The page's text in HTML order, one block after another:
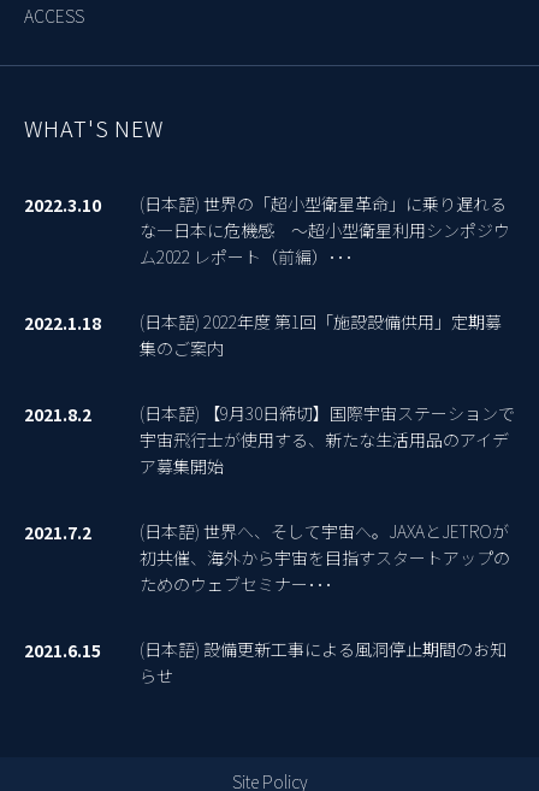
ACCESS
WHAT'S NEW
2022.3.10
(日本語) 世界の「超小型衛星革命」に乗り遅れる
な―日本に危機感 ～超小型衛星利用シンポジウ
ム2022 レポート（前編）･･･
2022.1.18
(日本語) 2022年度 第1回「施設設備供用」定期募
集のご案内
2021.8.2
(日本語) 【9月30日締切】国際宇宙ステーションで
宇宙飛行士が使用する、新たな生活用品のアイデ
ア募集開始
2021.7.2
(日本語) 世界へ、そして宇宙へ。JAXAとJETROが
初共催、海外から宇宙を目指すスタートアップの
ためのウェブセミナー･･･
2021.6.15
(日本語) 設備更新工事による風洞停止期間のお知
らせ
Site Policy